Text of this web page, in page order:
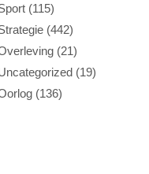
(115)
(442)
(21)
(19)
(136)